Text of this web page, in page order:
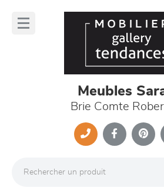
Meubles
Brie Comte